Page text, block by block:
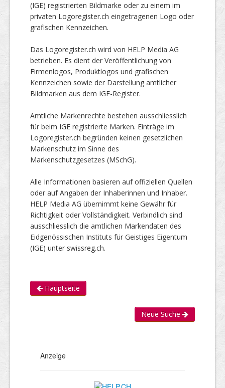
(IGE) registrierten Bildmarke oder zu einem im
privaten Logoregister.ch eingetragenen Logo oder
grafischen Kennzeichen.
Das Logoregister.ch wird von HELP Media AG
betrieben. Es dient der Veröffentlichung von
Firmenlogos, Produktlogos und grafischen
Kennzeichen sowie der Darstellung amtlicher
Bildmarken aus dem IGE-Register.
Amtliche Markenrechte bestehen ausschliesslich
für beim IGE registrierte Marken. Einträge im
Logoregister.ch begründen keinen gesetzlichen
Markenschutz im Sinne des
Markenschutzgesetzes (MSchG).
Alle Informationen basieren auf offiziellen Quellen
oder auf Angaben der Inhaberinnen und Inhaber.
HELP Media AG übernimmt keine Gewähr für
Richtigkeit oder Vollständigkeit. Verbindlich sind
ausschliesslich die amtlichen Markendaten des
Eidgenössischen Instituts für Geistiges Eigentum
(IGE) unter swissreg.ch.
Hauptseite
Neue Suche